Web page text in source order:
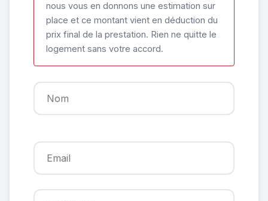
nous vous en donnons une estimation sur
place et ce montant vient en déduction du
prix final de la prestation. Rien ne quitte le
logement sans votre accord.